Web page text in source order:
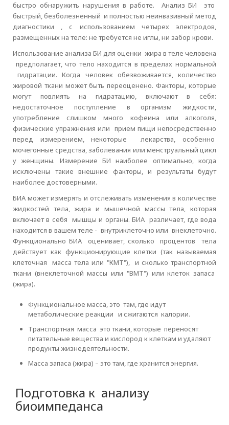
быстро обнаружить нарушения в работе. Анализ БИ это
быстрый, безболезненный и полностью неинвазивный метод
диагностики , с использованием четырех электродов,
размещенных на теле: не требуется не иглы, ни забор крови.
Использование анализа БИ для оценки жира в теле человека
предполагает, что тело находится в пределах нормальной
гидратации. Когда человек обезвоживается, количество
жировой ткани может быть переоценено. Факторы, которые
могут повлиять на гидратацию, включают в себя:
недостаточное поступление в организм жидкости,
употребление слишком много кофеина или алкоголя,
физические упражнения или прием пищи непосредственно
перед измерением, некоторые лекарства, особенно
мочегонные средства, заболевания или менструальный цикл
у женщины. Измерение БИ наиболее оптимально, когда
исключены такие внешние факторы, и результаты будут
наиболее достоверными.
БИА может измерять и отслеживать изменения в количестве
жидкостей тела, жира и мышечной массы тела, которая
включает в себя мышцы и органы. БИА различает, где вода
находится в вашем теле - внутриклеточно или внеклеточно.
Функционально БИА оценивает, сколько процентов тела
действует как функционирующие клетки (так называемая
клеточная масса тела или "КМТ"), и сколько транспортной
ткани (внеклеточной массы или "ВМТ") или клеток запаса
(жира).
Функциональное масса, это там, где идут
метаболические реакции и сжигаются калории.
Транспортная масса это ткани, которые переносят
питательные вещества и кислород к клеткам и удаляют
продукты жизнедеятельности.
Масса запаса (жира) – это там, где хранится энергия.
Подготовка к анализу
биоимпеданса